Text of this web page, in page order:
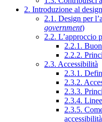
2. Introduzione al
2.1. Design per
government)
2.2. L’approccio
2.2.1.
2.2.2.
2.3. Accessibilità
2.3.1.
2.3.2.
2.3.3.
2.3.4.
2.3.5.
accessibilità